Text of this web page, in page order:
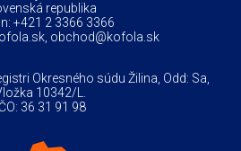
republika
+421 2 3366 3366
obchod@kofola.sk
Okresného súdu Žilina, Odd: Sa,
10342/L.
IČO: 36 31 91 98